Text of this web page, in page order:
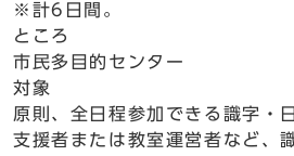
※計6日間。
ところ
市民多目的センター
対象
原則、全日程参加できる識字・
支援者または教室運営者など、